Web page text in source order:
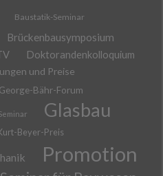
Baustatik-Seminar
Brückenbausymposium
Doktorandenkolloquium
und Preise
George-Bähr-Forum
Glasbau
Beyer-Preis
Promotion